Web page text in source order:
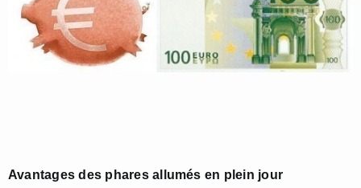
Avantages des phares allumés en plein jour